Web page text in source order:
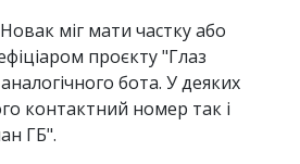
міг мати частку або
проєкту "Глаз
бота. У деяких
контактний номер так і
ГБ".